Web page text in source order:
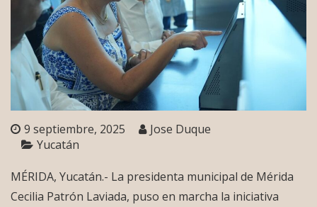
9 septiembre, 2025
Jose Duque
Yucatán
MÉRIDA, Yucatán.- La presidenta municipal de Mérida
Cecilia Patrón Laviada, puso en marcha la iniciativa